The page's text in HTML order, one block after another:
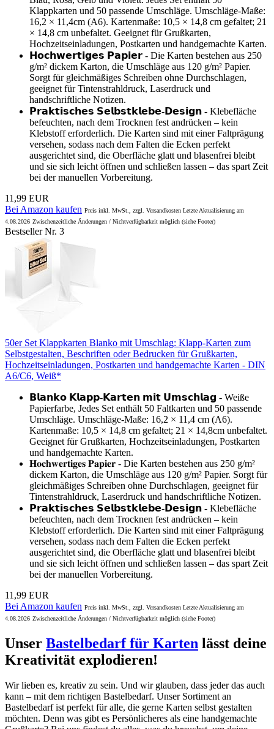
Klappkarten und 50 passende Umschläge. Umschläge-Maße:
16,2 × 11,4cm (A6). Kartenmaße: 10,5 × 14,8 cm gefaltet; 21
× 14,8 cm unbefaltet. Geeignet für Grußkarten,
Hochzeitseinladungen, Postkarten und handgemachte Karten.
𝗛𝗼𝗰𝗵𝘄𝗲𝗿𝘁𝗶𝗴𝗲𝘀 𝗣𝗮𝗽𝗶𝗲𝗿 - Die Karten bestehen aus 250
g/m² dickem Karton, die Umschläge aus 120 g/m² Papier.
Sorgt für gleichmäßiges Schreiben ohne Durchschlagen,
geeignet für Tintenstrahldruck, Laserdruck und
handschriftliche Notizen.
𝗣𝗿𝗮𝗸𝘁𝗶𝘀𝗰𝗵𝗲𝘀 𝗦𝗲𝗹𝗯𝘀𝘁𝗸𝗹𝗲𝗯𝗲-𝗗𝗲𝘀𝗶𝗴𝗻 - Klebefläche
befeuchten, nach dem Trocknen fest andrücken – kein
Klebstoff erforderlich. Die Karten sind mit einer Faltprägung
versehen, sodass nach dem Falten die Ecken perfekt
ausgerichtet sind, die Oberfläche glatt und blasenfrei bleibt
und sie sich leicht öffnen und schließen lassen – das spart Zeit
bei der manuellen Vorbereitung.
11,99 EUR
Bei Amazon kaufen Preis inkl. MwSt., zzgl. Versandkosten Letzte Aktualisierung am
4.08.2026 Zwischenzeitliche Änderungen / Nichtverfügbarkeit möglich (siehe Footer)
Bestseller Nr. 3
50er Set Klappkarten Blanko mit Umschlag: Klapp-Karten zum
Selbstgestalten, Beschriften oder Bedrucken für Grußkarten,
Hochzeitseinladungen, Postkarten und handgemachte Karten - DIN
A6/C6, Weiß*
𝗕𝗹𝗮𝗻𝗸𝗼 𝗞𝗹𝗮𝗽𝗽-𝗞𝗮𝗿𝘁𝗲𝗻 𝗺𝗶𝘁 𝗨𝗺𝘀𝗰𝗵𝗹𝗮𝗴 - Weiße
Papierfarbe, Jedes Set enthält 50 Faltkarten und 50 passende
Umschläge. Umschläge-Maße: 16,2 × 11,4 cm (A6).
Kartenmaße: 10,5 × 14,8 cm gefaltet; 21 × 14,8cm unbefaltet.
Geeignet für Grußkarten, Hochzeitseinladungen, Postkarten
und handgemachte Karten.
𝐇𝐨𝐜𝐡𝐰𝐞𝐫𝐭𝐢𝐠𝐞𝐬 𝐏𝐚𝐩𝐢𝐞𝐫 - Die Karten bestehen aus 250 g/m²
dickem Karton, die Umschläge aus 120 g/m² Papier. Sorgt für
gleichmäßiges Schreiben ohne Durchschlagen, geeignet für
Tintenstrahldruck, Laserdruck und handschriftliche Notizen.
𝗣𝗿𝗮𝗸𝘁𝗶𝘀𝗰𝗵𝗲𝘀 𝗦𝗲𝗹𝗯𝘀𝘁𝗸𝗹𝗲𝗯𝗲-𝗗𝗲𝘀𝗶𝗴𝗻 - Klebefläche
befeuchten, nach dem Trocknen fest andrücken – kein
Klebstoff erforderlich. Die Karten sind mit einer Faltprägung
versehen, sodass nach dem Falten die Ecken perfekt
ausgerichtet sind, die Oberfläche glatt und blasenfrei bleibt
und sie sich leicht öffnen und schließen lassen – das spart Zeit
bei der manuellen Vorbereitung.
11,99 EUR
Bei Amazon kaufen Preis inkl. MwSt., zzgl. Versandkosten Letzte Aktualisierung am
4.08.2026 Zwischenzeitliche Änderungen / Nichtverfügbarkeit möglich (siehe Footer)
Unser Bastelbedarf für Karten lässt deine
Kreativität explodieren!
Wir lieben es, kreativ zu sein. Und wir glauben, dass jeder das auch
kann – mit dem richtigen Bastelbedarf. Unser Sortiment an
Bastelbedarf ist perfekt für alle, die gerne Karten selbst gestalten
möchten. Denn was gibt es Persönlicheres als eine handgemachte